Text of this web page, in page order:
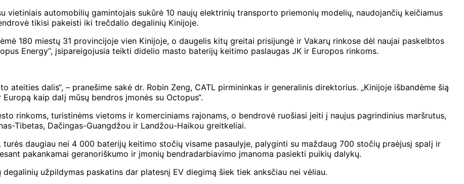
vietiniais automobilių gamintojais sukūrė 10 naujų elektrinių transporto priemonių modelių, naudojančių keičiamus
tikisi pakeisti iki trečdalio degalinių Kinijoje.
180 miestų 31 provincijoje vien Kinijoje, o daugelis kitų greitai prisijungė ir Vakarų rinkose dėl naujai paskelbtos
Energy“, įsipareigojusia teikti didelio masto baterijų keitimo paslaugas JK ir Europos rinkoms.
dalis“, – pranešime sakė dr. Robin Zeng, CATL pirmininkas ir generalinis direktorius. „Kinijoje išbandėme šią
kaip dalį mūsų bendros įmonės su Octopus“.
rinkoms, turistinėms vietoms ir komerciniams rajonams, o bendrovė ruošiasi įeiti į naujus pagrindinius maršrutus,
Tibetas, Dačingas-Guangdžou ir Landžou-Haikou greitkeliai.
daugiau nei 4 000 baterijų keitimo stočių visame pasaulyje, palyginti su maždaug 700 stočių praėjusį spalį ir
pakankamai geranoriškumo ir įmonių bendradarbiavimo įmanoma pasiekti puikių dalykų.
užpildymas paskatins dar platesnį EV diegimą šiek tiek anksčiau nei vėliau.